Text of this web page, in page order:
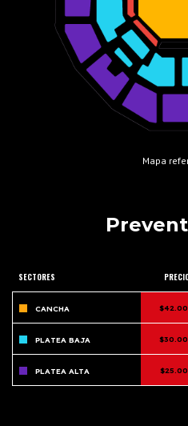
Mapa
SECTORES
CANCHA
PLATEA BAJA
PLATEA ALTA